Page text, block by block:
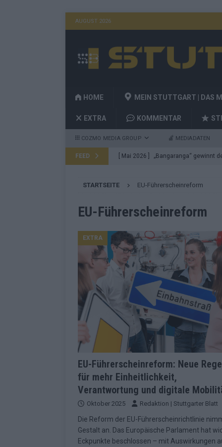
AUGUST 2026
HOME MEIN STUTTGART | DAS
EXTRA KOMMENTAR
COZMO MEDIA GROUP MEDIADATEN
FEED [ Mai 2026 ] „Bangaranga“ gewinnt
[ Mai 2026 ] Von JJ bis Lordi: Das
[ Mai 2026 ] Finnland auf Platz 17,
[ Mai 2026 ] ESC-Finale 2026:
KOMMENTAR
[ Mai 2026 ] „Douze Points“,
Wettbewerbs EUROVISION
[ Mai 2026 ] ESC-Finale komplett: 20
Überblick EUROVISION
[ Mai 2026 ] ESC 2026: JJ performt
[ Mai 2026 ] Quoten vor ESC-
überrascht negativ EXTRA
[ Juni 2026 ] Neue Themenwelt,
Highlights EXTRA
[ Mai 2026 ] DARA gewinnt verdient,
STARTSEITE EU-Führerscheinreform
EU-Führerscheinreform
EXTRA
EU-Führerscheinreform: Neue
für mehr Einheitlichkeit,
Verantwortung und digitale
Oktober 2025 Redaktion | Stuttgarter Blatt
Die Reform der EU-Führerscheinrichtlinie
Gestalt an. Das Europäische Parlament hat
Eckpunkte beschlossen – mit Auswirkungen